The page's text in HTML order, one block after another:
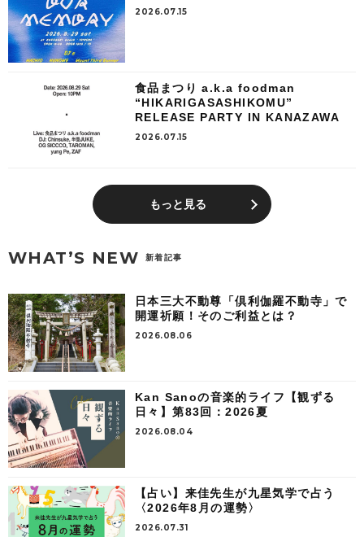
2026.07.15
食品まつり a.k.a foodman
“HIKARIGASASHIKOMU”
RELEASE PARTY IN KANAZAWA
2026.07.15
もっと見る
WHAT’S NEW 新着記事
日本三大不動尊「倶利伽羅不動寺」で
開運祈願！そのご利益とは？
2026.08.06
Kan Sanoの音楽的ライフ【観ずる
日々】第83回：2026夏
2026.08.04
【占い】来佳先生が九星気学で占う
〈2026年8月の運勢〉
2026.07.31